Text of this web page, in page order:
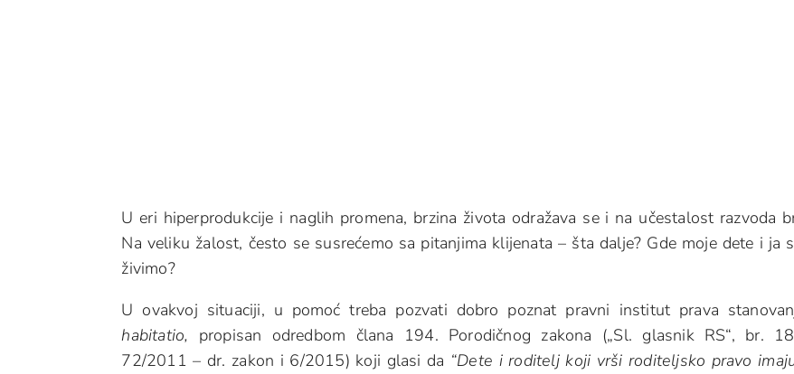
U eri hiperprodukcije i naglih promena, brzina života odražava se i na učestalost razvoda
Na veliku žalost, često se susrećemo sa pitanjima klijenata – šta dalje? Gde moje dete i ja
živimo?
U ovakvoj situaciji, u pomoć treba pozvati dobro poznat pravni institut prava
habitatio, propisan odredbom člana 194. Porodičnog zakona („Sl. glasnik RS“, br.
72/2011 – dr. zakon i 6/2015) koji glasi da “Dete i roditelj koji vrši roditeljsko pravo